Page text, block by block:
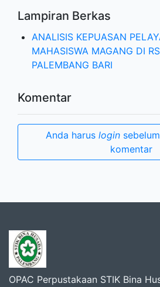
Lampiran Berkas
ANALISIS KEPUASAN
MAHASISWA MAGANG DI
PALEMBANG BARI
Komentar
Anda harus login
komentar
OPAC Perpustakaan STIK Bina